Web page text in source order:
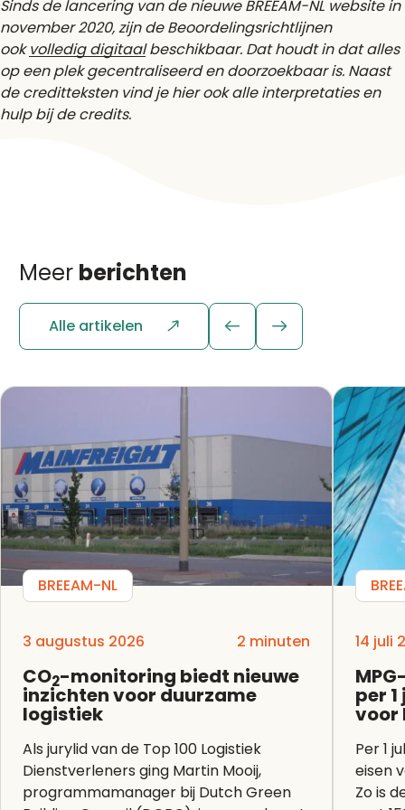
Sinds de lancering van de nieuwe BREEAM-NL website in
november 2020, zijn de Beoordelingsrichtlijnen
ookvolledig digitaalbeschikbaar. Dat houdt in dat alles
op een plek gecentraliseerd en doorzoekbaar is. Naast
de creditteksten vind je hier ook alle interpretaties en
hulp bij de credits.
Meer berichten
Alle artikelen
BREEAM-NL
3 augustus 2026 2 minuten
CO2-monitoring biedt nieuwe
inzichten voor duurzame
logistiek
Als jurylid van de Top 100 Logistiek
Dienstverleners ging Martin Mooij,
programmamanager bij Dutch Green
14 juli
per
voor
Per 1
eisen
Zo is